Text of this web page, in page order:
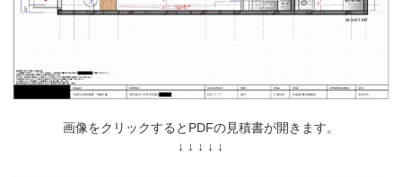
画像をクリックするとPDFの見積書が開きます。
↓ ↓ ↓ ↓ ↓